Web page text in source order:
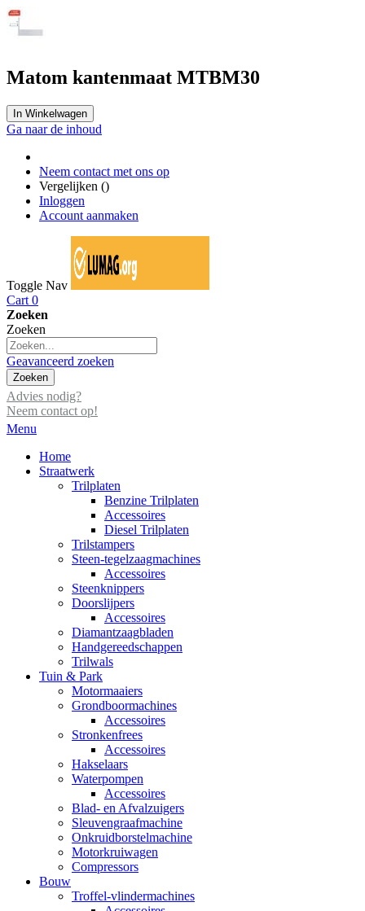
Matom kantenmaat MTBM30
In Winkelwagen
Ga naar de inhoud
Neem contact met ons op
Vergelijken ()
Inloggen
Account aanmaken
Toggle Nav
Cart 0
Zoeken
Zoeken
Geavanceerd zoeken
Zoeken
Advies nodig?
Neem contact op!
Menu
Home
Straatwerk
Trilplaten
Benzine Trilplaten
Accessoires
Diesel Trilplaten
Trilstampers
Steen-tegelzaagmachines
Accessoires
Steenknippers
Doorslijpers
Accessoires
Diamantzaagbladen
Handgereedschappen
Trilwals
Tuin & Park
Motormaaiers
Grondboormachines
Accessoires
Stronkenfrees
Accessoires
Hakselaars
Waterpompen
Accessoires
Blad- en Afvalzuigers
Sleuvengraafmachine
Onkruidborstelmachine
Motorkruiwagen
Compressors
Bouw
Troffel-vlindermachines